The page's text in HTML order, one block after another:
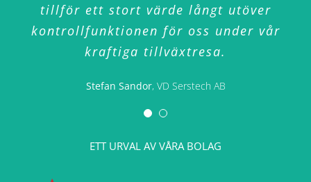
tillför ett stort värde långt utöver
kontrollfunktionen för oss under vår
kraftiga tillväxtresa.
Stefan Sandor, VD Serstech AB
First North kan navigera rätt.
Andreas Hagström CFO Adtraction Group AB
ETT URVAL AV VÅRA BOLAG